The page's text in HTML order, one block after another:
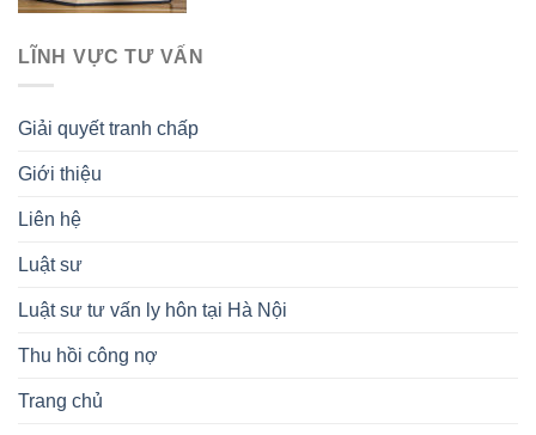
LĨNH VỰC TƯ VẤN
Giải quyết tranh chấp
Giới thiệu
Liên hệ
Luật sư
Luật sư tư vấn ly hôn tại Hà Nội
Thu hồi công nợ
Trang chủ